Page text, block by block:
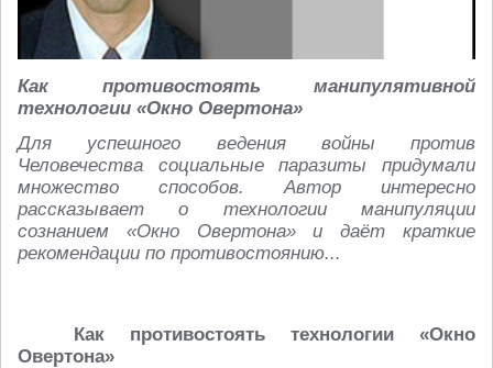
Как противостоять манипулятивной
технологии «Окно Овертона»
Для успешного ведения войны против
Человечества социальные паразиты придумали
множество способов. Автор интересно
рассказывает о технологии манипуляции
сознанием «Окно Овертона» и даёт краткие
рекомендации по противостоянию...
Как противостоять технологии «Окно
Овертона»